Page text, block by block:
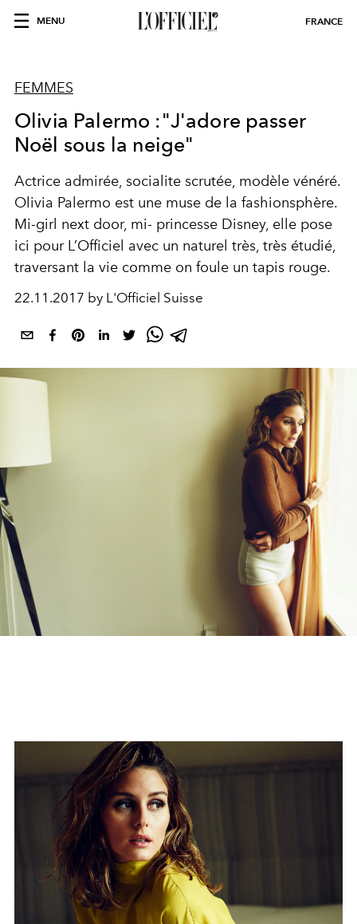
MENU FRANCE
FEMMES
Olivia Palermo :"J'adore passer
Noël sous la neige"
Actrice admirée, socialite scrutée, modèle vénéré.
Olivia Palermo est une muse de la fashionsphère.
Mi-girl next door, mi- princesse Disney, elle pose
ici pour L’Officiel avec un naturel très, très étudié,
traversant la vie comme on foule un tapis rouge.
22.11.2017 by L'Officiel Suisse